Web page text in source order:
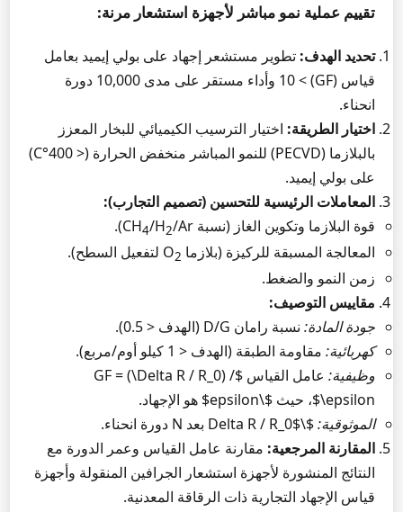
تقييم عملية نمو مباشر لأجهزة استشعار مرنة:
تحديد الهدف: تطوير مستشعر إجهاد على بولي إيميد بعامل
قياس (GF) > 10 وأداء مستقر على مدى 10,000 دورة
انحناء.
اختيار الطريقة: اختيار الترسيب الكيميائي للبخار المعزز
بالبلازما (PECVD) للنمو المباشر منخفض الحرارة (< 400°C)
على بولي إيميد.
المعاملات الرئيسية للتحسين (تصميم التجارب):
قوة البلازما وتكوين الغاز (نسبة CH
4/H2/Ar).
المعالجة المسبقة للركيزة (بلازما O 2
لتفعيل السطح).
زمن النمو والضغط.
مقاييس التوصيف:
جودة المادة: نسبة رامان D/G (الهدف < 0.5).
كهربائية: مقاومة الطبقة (الهدف < 1 كيلو أوم/مربع).
وظيفية:
عامل القياس $GF = (\Delta R / R_0) /
\epsilon$، حيث $\epsilon$ هو الإجهاد.
الموثوقية:$\Delta R / R_0$ بعد N دورة انحناء.
المقارنة المرجعية: مقارنة عامل القياس وعمر الدورة مع
النتائج المنشورة لأجهزة استشعار الجرافين المنقولة وأجهزة
قياس الإجهاد التجارية ذات الرقاقة المعدنية.